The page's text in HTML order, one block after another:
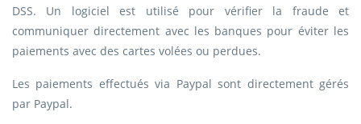
DSS. Un logiciel est utilisé pour vérifier la fraude et
communiquer directement avec les banques pour éviter les
paiements avec des cartes volées ou perdues.
Les paiements effectués via Paypal sont directement gérés
par Paypal.